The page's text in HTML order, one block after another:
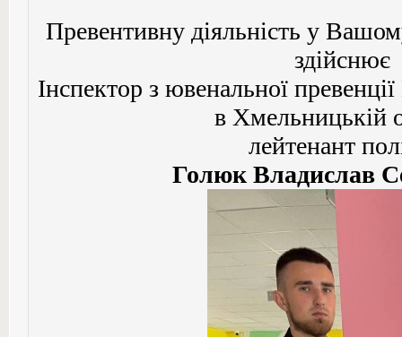
Превентивну діяльність у
здійснює
Інспектор з ювенальної
в Хмельницькій
лейтенант
Голюк Владислав